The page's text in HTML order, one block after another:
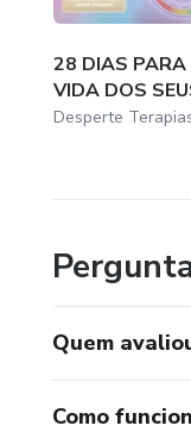
28 DIAS PARA
VIDA DOS
Desperte
Quem
Como